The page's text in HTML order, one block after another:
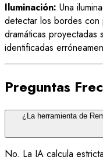
Iluminación: Una
detectar los bordes con
dramáticas
identificadas
Preguntas
¿La herramienta de
No. La IA calcula